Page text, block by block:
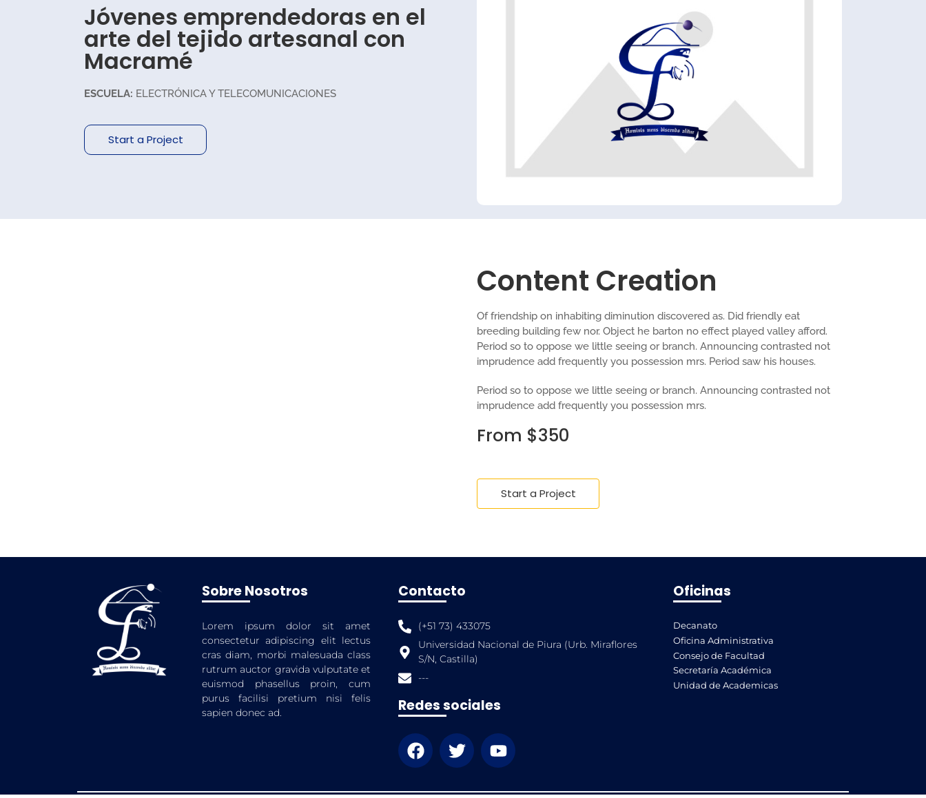
Jóvenes emprendedoras en el
arte del tejido artesanal con
Macramé
ESCUELA: ELECTRÓNICA Y TELECOMUNICACIONES
Start a Project
Content Creation
Of friendship on inhabiting diminution discovered as. Did friendly eat
breeding building few nor. Object he barton no effect played valley afford.
Period so to oppose we little seeing or branch. Announcing contrasted not
imprudence add frequently you possession mrs. Period saw his houses.
Period so to oppose we little seeing or branch. Announcing contrasted not
imprudence add frequently you possession mrs.
From $350
Start a Project
Sobre Nosotros
Lorem ipsum dolor sit amet
consectetur adipiscing elit lectus
cras diam, morbi malesuada class
rutrum auctor gravida vulputate et
euismod phasellus proin, cum
purus facilisi pretium nisi felis
sapien donec ad.
Contacto
(+51 73) 433075
Universidad Nacional de Piura (Urb. Miraflores
S/N, Castilla)
---
Redes sociales
Oficinas
Decanato
Oficina Administrativa
Consejo de Facultad
Secretaría Académica
Unidad de Academicas